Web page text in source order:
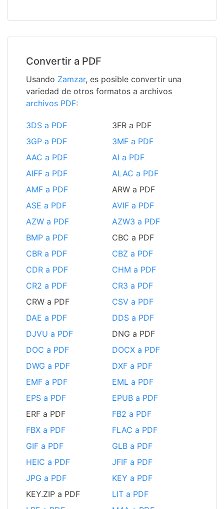
Convertir a PDF
Usando Zamzar, es posible convertir una
variedad de otros formatos a archivos
archivos PDF:
3DS a PDF
3FR a PDF
3GP a PDF
3MF a PDF
AAC a PDF
AI a PDF
AIFF a PDF
ALAC a PDF
AMF a PDF
ARW a PDF
ASE a PDF
AVIF a PDF
AZW a PDF
AZW3 a PDF
BMP a PDF
CBC a PDF
CBR a PDF
CBZ a PDF
CDR a PDF
CHM a PDF
CR2 a PDF
CR3 a PDF
CRW a PDF
CSV a PDF
DAE a PDF
DDS a PDF
DJVU a PDF
DNG a PDF
DOC a PDF
DOCX a PDF
DWG a PDF
DXF a PDF
EMF a PDF
EML a PDF
EPS a PDF
EPUB a PDF
ERF a PDF
FB2 a PDF
FBX a PDF
FLAC a PDF
GIF a PDF
GLB a PDF
HEIC a PDF
JFIF a PDF
JPG a PDF
KEY a PDF
KEY.ZIP a PDF
LIT a PDF